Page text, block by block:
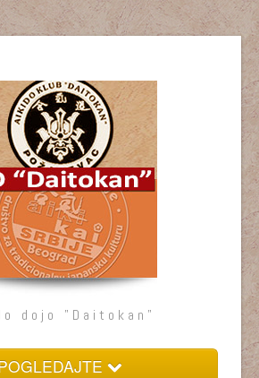
dojo "Daitokan"